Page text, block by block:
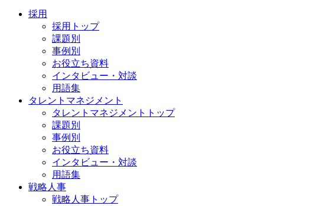
採用
採用トップ
課題別
事例別
お役立ち資料
インタビュー・対談
用語集
タレントマネジメント
タレントマネジメントトップ
課題別
事例別
お役立ち資料
インタビュー・対談
用語集
戦略人事
戦略人事トップ